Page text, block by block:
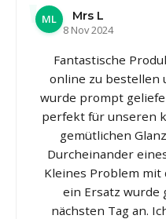
ML
Mrs L
8 Nov 2024
Fantastische
online zu bestellen
wurde prompt
perfekt für unseren
gemütlichen
Durcheinander
Kleines Problem
ein Ersatz wurde
nächsten Tag an.